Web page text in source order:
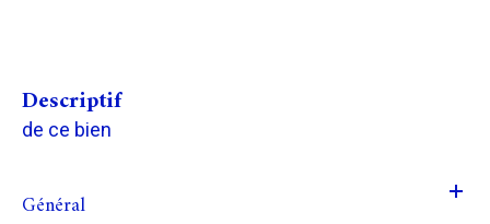
descriptif
de ce bien
Général